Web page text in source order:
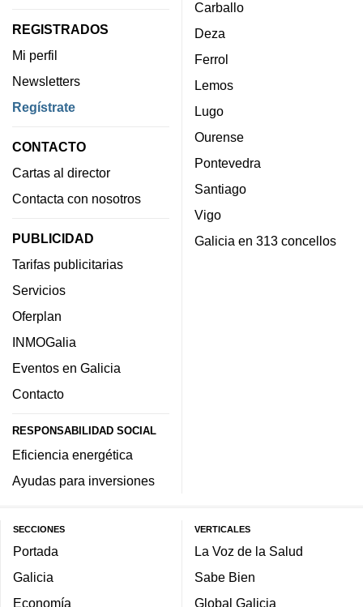
REGISTRADOS
Mi perfil
Newsletters
Regístrate
CONTACTO
Cartas al director
Contacta con nosotros
PUBLICIDAD
Tarifas publicitarias
Servicios
Oferplan
INMOGalia
Eventos en Galicia
Contacto
RESPONSABILIDAD SOCIAL
Eficiencia energética
Ayudas para inversiones
Carballo
Deza
Ferrol
Lemos
Lugo
Ourense
Pontevedra
Santiago
Vigo
Galicia en 313 concellos
SECCIONES
Portada
Galicia
Economía
VERTICALES
La Voz de la Salud
Sabe Bien
Global Galicia